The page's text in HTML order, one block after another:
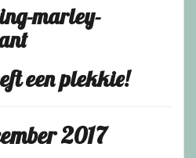
een plekkie!
2017